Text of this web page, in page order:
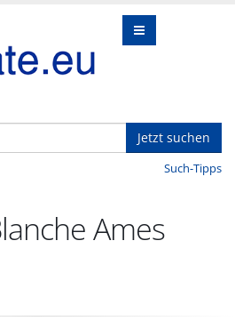
Jetzt suchen
Such-Tipps
Ames